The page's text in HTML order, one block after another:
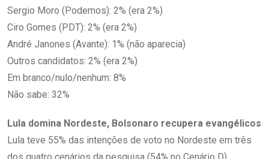
Sergio Moro (Podemos): 2% (era 2%)
Ciro Gomes (PDT): 2% (era 2%)
André Janones (Avante): 1% (não aparecia)
Outros candidatos: 2% (era 2%)
Em branco/nulo/nenhum: 8%
Não sabe: 32%
Lula domina Nordeste, Bolsonaro recupera evangélicos
Lula teve 55% das intenções de voto no Nordeste em três